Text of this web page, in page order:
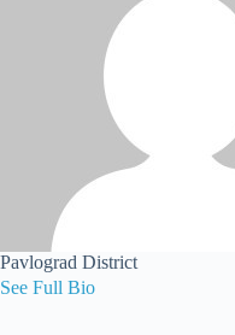
Pavlograd District
See Full Bio